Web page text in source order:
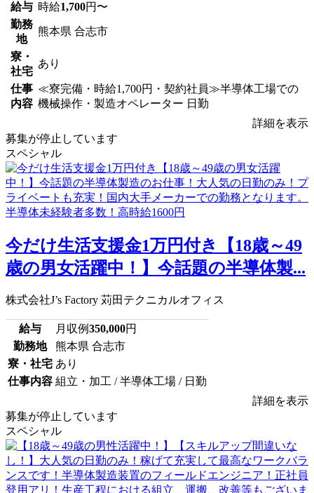
給与 時給1,700円〜
勤務
地
熊本県 合志市
寮・
社宅
あり
仕事
内容
≪寮完備・時給1,700円・契約社員≫半導体工場での
機械操作・製造オペレーター 日勤
詳細を表示
募集が停止しています
スペシャル
今だけ生活支援金1万円付き【18歳～49
歳の男女活躍中！】今話題の半導体製...
株式会社J’s Factory 苅田テクニカルオフィス
給与 月収例350,000円
勤務地
熊本県 合志市
寮・社宅 あり
仕事内容 組立・加工 / 半導体工場 / 日勤
詳細を表示
募集が停止しています
スペシャル